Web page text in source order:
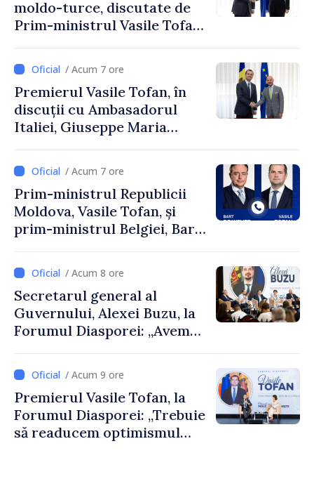
moldo-turce, discutate de
Prim-ministrul Vasile Tofan
Uygar Mustafa Sertel
/ Acum 7 ore
Premierul Vasile Tofan, în
discuții cu Ambasadorul
Italiei, Giuseppe Maria
/ Acum 7 ore
Prim-ministrul Republicii
Moldova, Vasile Tofan, și
prim-ministrul Belgiei, Bart
despre parcursul european
al Republicii Moldova.
/ Acum 8 ore
Secretarul general al
Guvernului, Alexei Buzu, la
Forumul Diasporei: „Avem
dumneavoastră pentru a
construi comunități mai
puternice”
/ Acum 9 ore
Premierul Vasile Tofan, la
Forumul Diasporei: „Trebuie
să readucem optimismul